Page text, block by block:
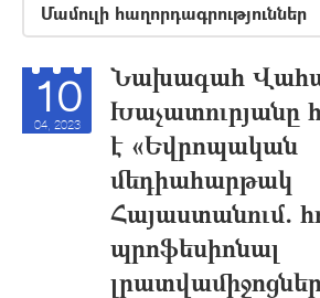
Մամուլի հաղորդագրություններ
10
04, 2023
Նախագահ
Խաչատուրյանը
է «Եվրոպական
մեդիահարթակ
Հայաստանում.
պրոֆեսիոնալ